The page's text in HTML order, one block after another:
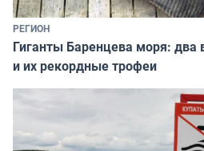
РЕГИОН
Гиганты Баренцева моря: два
и их рекордные трофеи